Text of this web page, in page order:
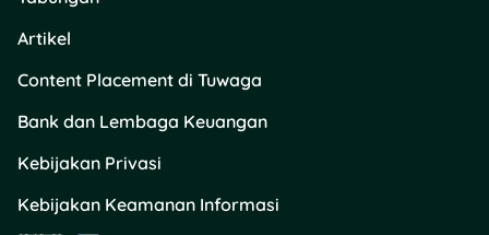
tanpa harus keluar kota. ✨
jalan-jalan kamu makin
punya perencanaan
keuangan yang oke. Yuk,
cek produk keuangan
sepertitabungan, deposito,
Artikel
Content Placement di Tuwaga
Bank dan Lembaga Keuangan
Kebijakan Privasi
Kebijakan Keamanan Informasi